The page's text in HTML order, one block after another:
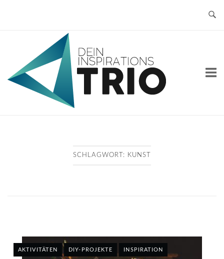
SCHLAGWORT: KUNST
AKTIVITÄTEN DIY-PROJEKTE INSPIRATION